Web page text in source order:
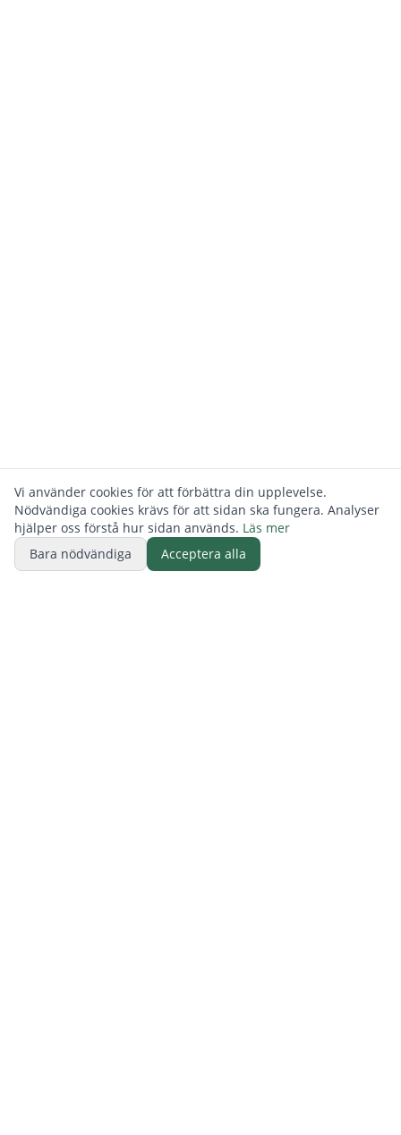
Vi använder cookies för att förbättra din upplevelse.
Nödvändiga cookies krävs för att sidan ska fungera. Analyser
hjälper oss förstå hur sidan används. Läs mer
Bara nödvändiga
Acceptera alla